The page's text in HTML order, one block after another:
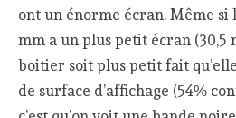
ont un énorme écran. Même si
mm a un plus petit écran (30,5
boitier soit plus petit fait
de surface d’affichage (54%